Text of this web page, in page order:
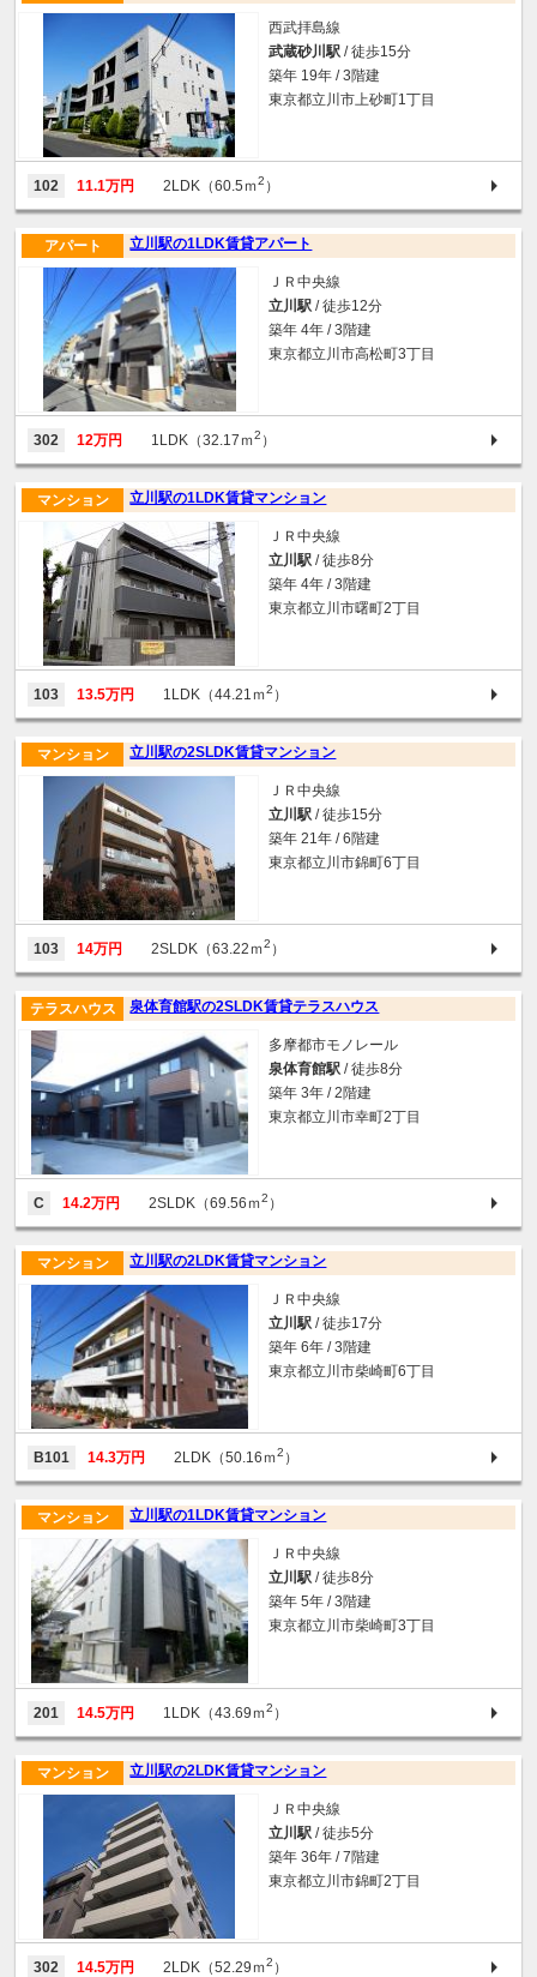
西武拝島線
武蔵砂川駅 / 徒歩15分
築年 19年 / 3階建
東京都立川市上砂町1丁目
102 11.1万円 2LDK（60.5ｍ2 ）
立川駅の1LDK賃貸アパート
アパート
ＪＲ中央線
立川駅 / 徒歩12分
築年 4年 / 3階建
東京都立川市高松町3丁目
302 12万円 1LDK（32.17ｍ2 ）
立川駅の1LDK賃貸マンション
マンション
ＪＲ中央線
立川駅 / 徒歩8分
築年 4年 / 3階建
東京都立川市曙町2丁目
103 13.5万円 1LDK（44.21ｍ2 ）
立川駅の2SLDK賃貸マンション
マンション
ＪＲ中央線
立川駅 / 徒歩15分
築年 21年 / 6階建
東京都立川市錦町6丁目
103 14万円 2SLDK（63.22ｍ2 ）
泉体育館駅の2SLDK賃貸テラスハウス
テラスハウス
多摩都市モノレール
泉体育館駅 / 徒歩8分
築年 3年 / 2階建
東京都立川市幸町2丁目
C 14.2万円 2SLDK（69.56ｍ2 ）
立川駅の2LDK賃貸マンション
マンション
ＪＲ中央線
立川駅 / 徒歩17分
築年 6年 / 3階建
東京都立川市柴崎町6丁目
B101 14.3万円 2LDK（50.16ｍ2 ）
立川駅の1LDK賃貸マンション
マンション
ＪＲ中央線
立川駅 / 徒歩8分
築年 5年 / 3階建
東京都立川市柴崎町3丁目
201 14.5万円 1LDK（43.69ｍ2 ）
立川駅の2LDK賃貸マンション
マンション
ＪＲ中央線
立川駅 / 徒歩5分
築年 36年 / 7階建
東京都立川市錦町2丁目
302 14.5万円 2LDK（52.29ｍ2 ）